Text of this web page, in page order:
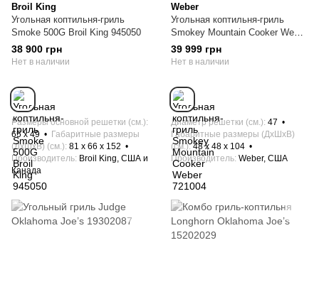
Broil King
Угольная коптильня-гриль
Smoke 500G Broil King 945050
38 900 грн
Нет в наличии
Размеры основной решетки (см.)
65 x 49
Габаритные размеры
(ДхШхВ) (см.) 81 x 66 x 152
Производитель Broil King, США и
Канада
Weber
Угольная коптильня-гриль
Smokey Mountain Cooker Weber
721004
39 999 грн
Нет в наличии
Диаметр решетки (см.) 47
Габаритные размеры (ДхШхВ)
(см.) 48 х 48 x 104
Производитель Weber, США